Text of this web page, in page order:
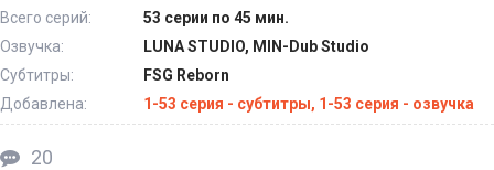
Всего серий:
53 серии по 45 мин.
Озвучка:
LUNA STUDIO, MIN-Dub Studio
Субтитры:
FSG Reborn
Добавлена:
1-53 серия - субтитры, 1-53 серия - озвучка
20